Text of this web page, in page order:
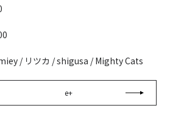
/ リツカ / shigusa / Mighty Cats
e+